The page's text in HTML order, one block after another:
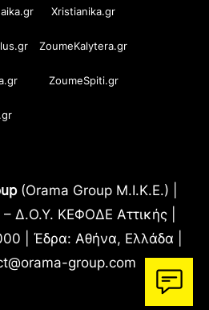
Xristianika.gr
ZoumeKalytera.gr
ZoumeSpiti.gr
(Orama Group Μ.Ι.Κ.Ε.) |
Δ.Ο.Υ. ΚΕΦΟΔΕ Αττικής |
| Έδρα: Αθήνα, Ελλάδα |
group.com